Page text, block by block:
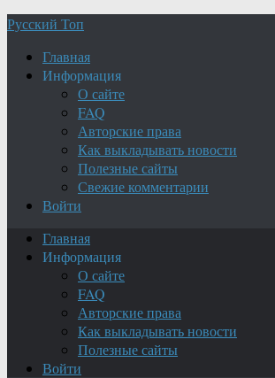
Русский Топ
Главная
Информация
О сайте
FAQ
Авторские права
Как выкладывать новости
Полезные сайты
Свежие комментарии
Войти
Главная
Информация
О сайте
FAQ
Авторские права
Как выкладывать новости
Полезные сайты
Войти